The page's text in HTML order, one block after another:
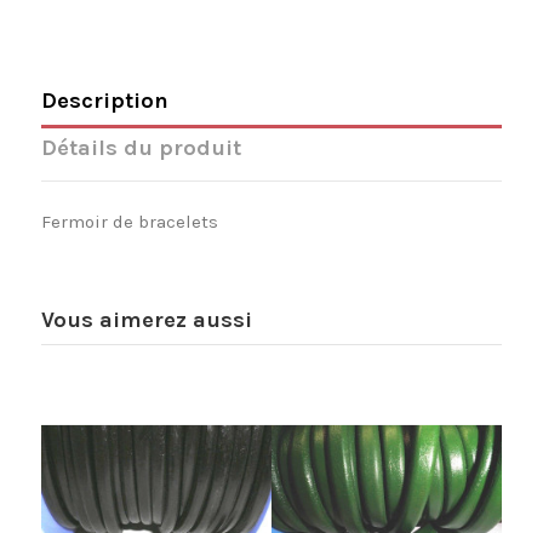
Description
Détails du produit
Fermoir de bracelets
Vous aimerez aussi